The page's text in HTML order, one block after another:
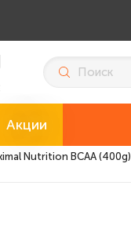
Акции
Nutrition BCAA (400g)